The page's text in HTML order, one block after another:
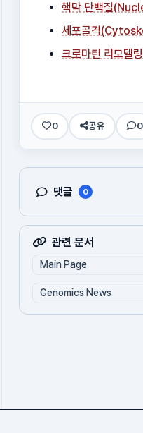
핵막 단백질
세포골격
크로마틴 리모델
0 공유 0
댓글 0
관련 문서
Main Page
Genomics News